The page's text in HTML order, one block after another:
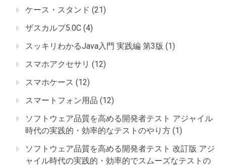
ケース・スタンド (21)
ザスカルプ5.0C (4)
スッキリわかるJava入門 実践編 第3版 (1)
スマホアクセサリ (12)
スマホケース (12)
スマートフォン用品 (12)
ソフトウェア品質を高める開発者テスト アジャイル
時代の実践的・効率的なテストのやり方 (1)
ソフトウェア品質を高める開発者テスト 改訂版 アジ
ャイル時代の実践的・効率的でスムーズなテストの